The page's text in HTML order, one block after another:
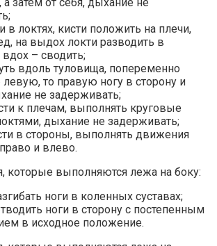
в локтях, кисти положить на плечи,
на выдох локти разводить в
– сводить;
вдоль туловища, попеременно
левую, то правую ногу в сторону и
не задерживать;
к плечам, выполнять круговые
дыхание не задерживать;
в стороны, выполнять движения
и влево.
которые выполняются лежа на боку:
ноги в коленных суставах;
ноги в сторону с постепенным
в исходное положение.